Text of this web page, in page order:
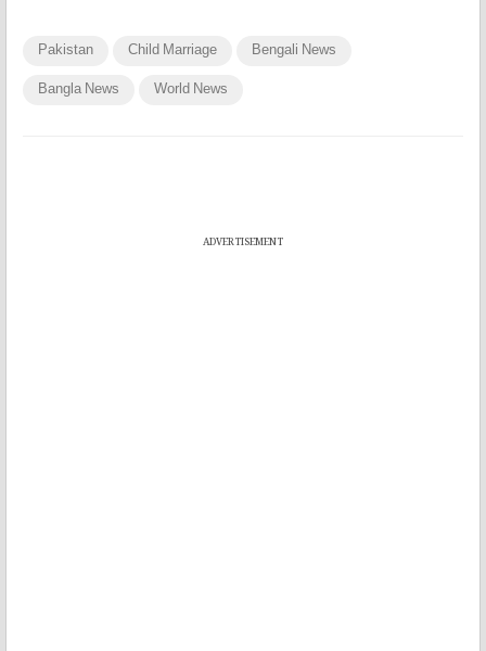
Pakistan Child Marriage Bengali News
Bangla News World News
ADVERTISEMENT